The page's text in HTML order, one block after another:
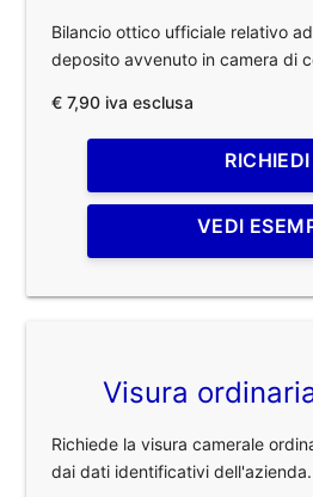
Bilancio ottico ufficiale relativo
deposito avvenuto in camera di
€ 7,90 iva esclusa
RICHIEDI
VEDI
Visura
Richiede la visura camerale
dai dati identificativi dell'azienda.